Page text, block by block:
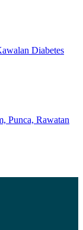
Diabetes
Punca, Rawatan